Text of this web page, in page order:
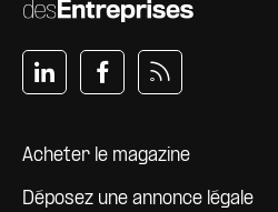
Pied de page
Acheter le magazine
Déposez une annonce légale